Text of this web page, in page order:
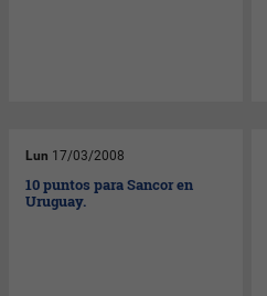
Lun 17/03/2008
10 puntos para Sancor en
Uruguay.